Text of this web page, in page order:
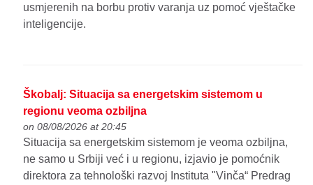
usmjerenih na borbu protiv varanja uz pomoć vještačke
inteligencije.
Škobalj: Situacija sa energetskim sistemom u
regionu veoma ozbiljna
on 08/08/2026 at 20:45
Situacija sa energetskim sistemom je veoma ozbiljna,
ne samo u Srbiji već i u regionu, izjavio je pomoćnik
direktora za tehnološki razvoj Instituta "Vinča“ Predrag